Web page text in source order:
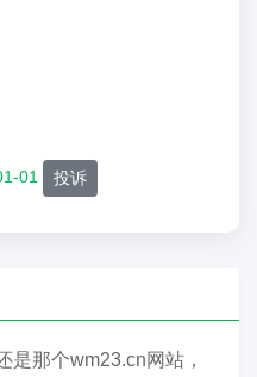
01 投诉
是那个wm23.cn网站，